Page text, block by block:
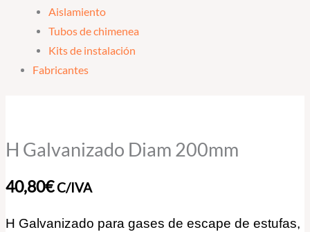
Aislamiento
Tubos de chimenea
Kits de instalación
Fabricantes
H Galvanizado Diam 200mm
40,80€C/IVA
H Galvanizado para gases de escape de estufas,
Diam
cantidad